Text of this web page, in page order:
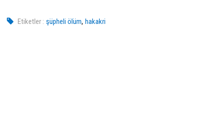
Etiketler : şüpheli ölüm,hakakri